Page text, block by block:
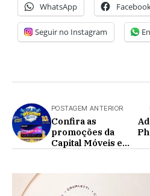
WhatsApp
Seguir no Instagram
POSTAGEM ANTERIOR
Confira as
promoções da
Capital Móveis e